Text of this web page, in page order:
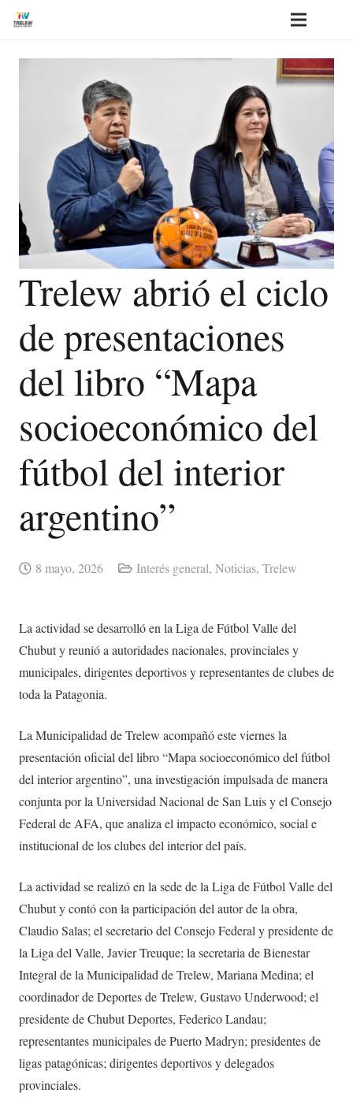
Trelew abrió el ciclo
de presentaciones
del libro “Mapa
socioeconómico del
fútbol del interior
argentino”
8 mayo, 2026 Interés general, Noticias, Trelew
La actividad se desarrolló en la Liga de Fútbol Valle del
Chubut y reunió a autoridades nacionales, provinciales y
municipales, dirigentes deportivos y representantes de clubes de
toda la Patagonia.
La Municipalidad de Trelew acompañó este viernes la
presentación oficial del libro “Mapa socioeconómico del fútbol
del interior argentino”, una investigación impulsada de manera
conjunta por la Universidad Nacional de San Luis y el Consejo
Federal de AFA, que analiza el impacto económico, social e
institucional de los clubes del interior del país.
La actividad se realizó en la sede de la Liga de Fútbol Valle del
Chubut y contó con la participación del autor de la obra,
Claudio Salas; el secretario del Consejo Federal y presidente de
la Liga del Valle, Javier Treuque; la secretaria de Bienestar
Integral de la Municipalidad de Trelew, Mariana Medina; el
coordinador de Deportes de Trelew, Gustavo Underwood; el
presidente de Chubut Deportes, Federico Landau;
representantes municipales de Puerto Madryn; presidentes de
ligas patagónicas; dirigentes deportivos y delegados
provinciales.